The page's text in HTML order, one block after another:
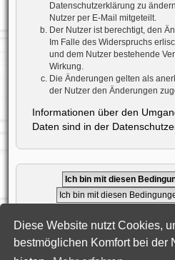
Diese Website nutzt Cookies,
bestmöglichen Komfort bei der
Datenschutzerklärung zu
Nutzer per E-Mail mitgeteilt.
Der Nutzer ist berechtigt, den
Im Falle des Widerspruchs
und dem Nutzer bestehende
Wirkung.
Die Änderungen gelten als
der Nutzer den Änderungen
Informationen über den
Daten sind in der
Homepage der DLG Foren-